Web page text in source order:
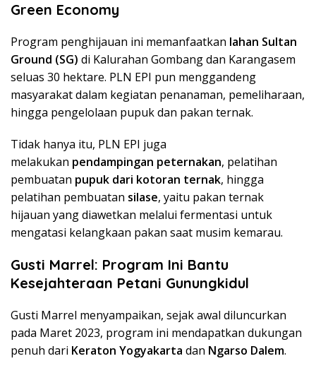
Green Economy
Program penghijauan ini memanfaatkan lahan Sultan
Ground (SG) di Kalurahan Gombang dan Karangasem
seluas 30 hektare. PLN EPI pun menggandeng
masyarakat dalam kegiatan penanaman, pemeliharaan,
hingga pengelolaan pupuk dan pakan ternak.
Tidak hanya itu, PLN EPI juga
melakukan pendampingan peternakan, pelatihan
pembuatan pupuk dari kotoran ternak, hingga
pelatihan pembuatan silase, yaitu pakan ternak
hijauan yang diawetkan melalui fermentasi untuk
mengatasi kelangkaan pakan saat musim kemarau.
Gusti Marrel: Program Ini Bantu
Kesejahteraan Petani Gunungkidul
Gusti Marrel menyampaikan, sejak awal diluncurkan
pada Maret 2023, program ini mendapatkan dukungan
penuh dari Keraton Yogyakarta dan Ngarso Dalem.